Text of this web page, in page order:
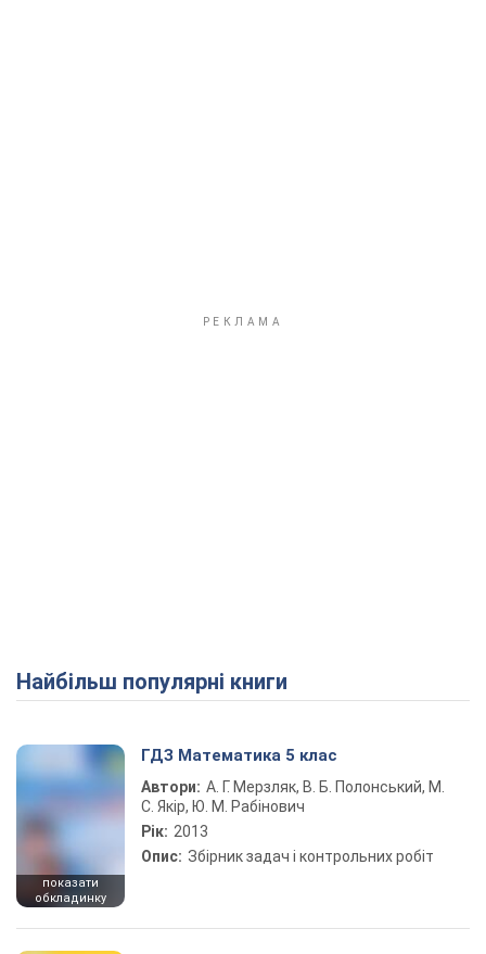
Найбільш популярні книги
показати
обкладинку
ГДЗ Математика 5 клас
Автори: А. Г. Мерзляк, В. Б. Полонський, М.
С. Якір, Ю. М. Рабінович
Рік: 2013
Опис: Збірник задач і контрольних робіт